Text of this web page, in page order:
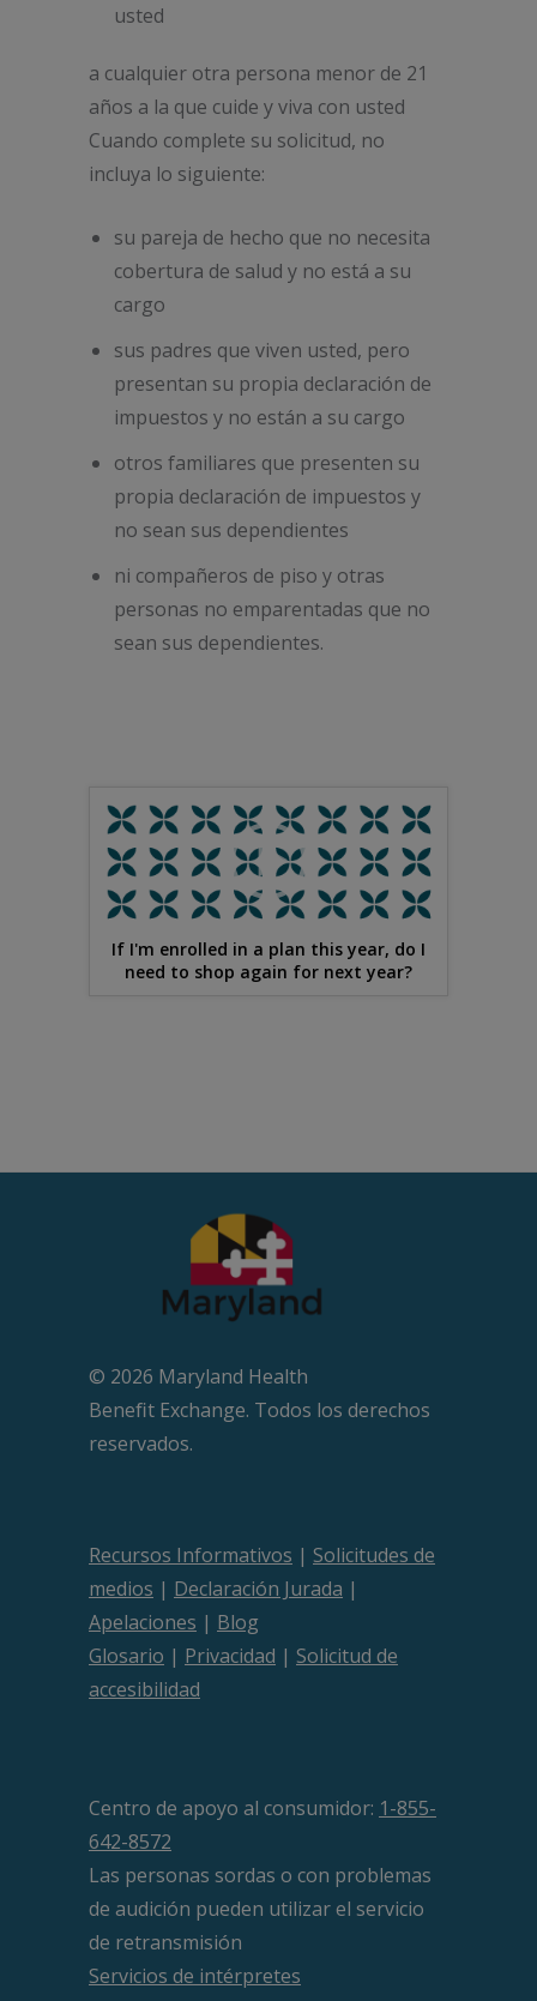
usted
a cualquier otra persona menor de 21
años a la que cuide y viva con usted
Cuando complete su solicitud, no
incluya lo siguiente:
su pareja de hecho que no necesita
cobertura de salud y no está a su
cargo
sus padres que viven usted, pero
presentan su propia declaración de
impuestos y no están a su cargo
otros familiares que presenten su
propia declaración de impuestos y
no sean sus dependientes
ni compañeros de piso y otras
personas no emparentadas que no
sean sus dependientes.
If I'm enrolled in a plan this year, do I
need to shop again for next year?
© 2026 Maryland Health
Beneﬁt Exchange. Todos los derechos
reservados.
Recursos Informativos | Solicitudes de
medios | Declaración Jurada |
Apelaciones | Blog
Glosario | Privacidad | Solicitud de
accesibilidad
Centro de apoyo al consumidor: 1-855-
642-8572
Las personas sordas o con problemas
de audición pueden utilizar el servicio
de retransmisión
Servicios de intérpretes